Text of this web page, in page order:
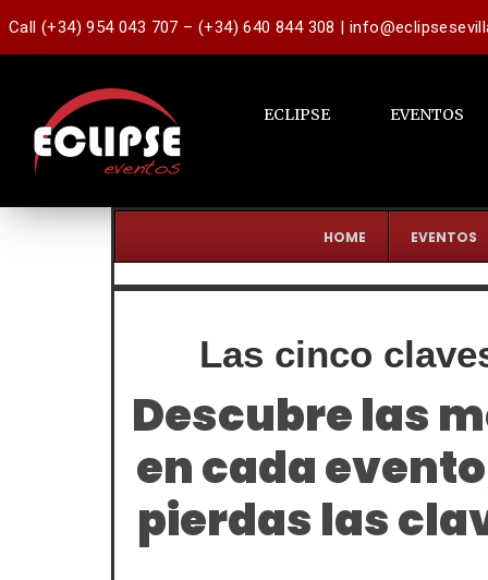
Call (+34) 954 043 707 – (+34) 640 844 308 |
ECLIPSE EVENTOS
HOME EVENTOS
Las cinco
Descubre las
en cada
pierdas las